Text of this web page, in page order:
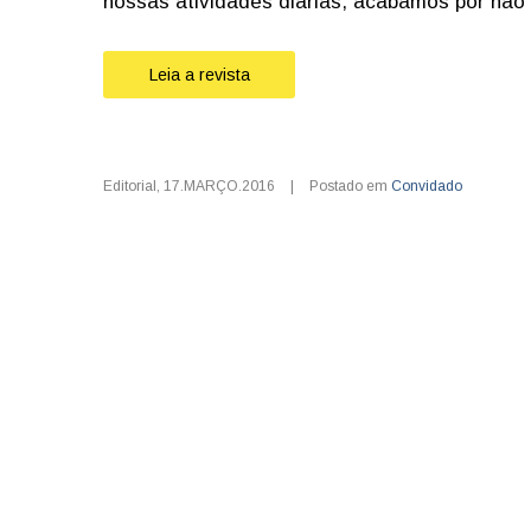
Leia a revista
Editorial , 17.MARÇO.2016 Postado em Convidado